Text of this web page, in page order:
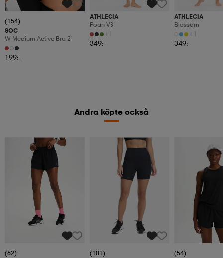
(154)
SOC
W Medium Active Bra 2
199:-
ATHLECIA
Foan V3
+1
349:-
ATHLECIA
Blossom
+1
349:-
Andra köpte också
(62)
(101)
(54)